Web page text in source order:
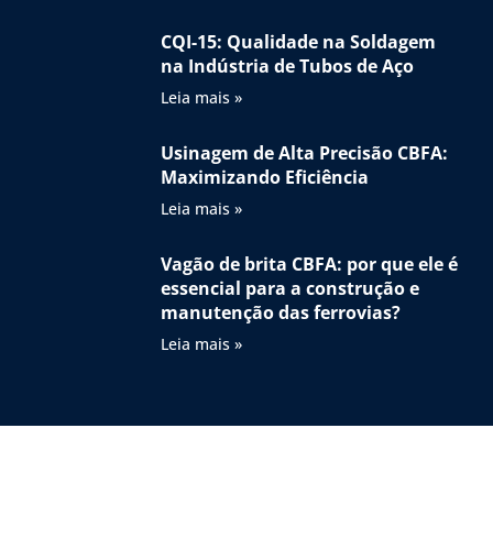
CQI-15: Qualidade na Soldagem
na Indústria de Tubos de Aço
Leia mais »
Usinagem de Alta Precisão CBFA:
Maximizando Eficiência
Leia mais »
Vagão de brita CBFA: por que ele é
essencial para a construção e
manutenção das ferrovias?
Leia mais »